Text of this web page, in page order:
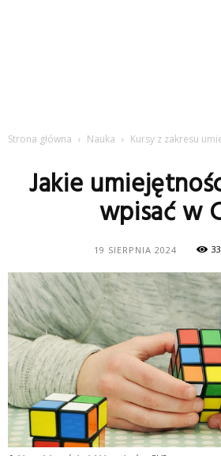
Strona główna Nauka Kursy z zakresu
Jakie
wpisać w
19 SIERPNIA 2024